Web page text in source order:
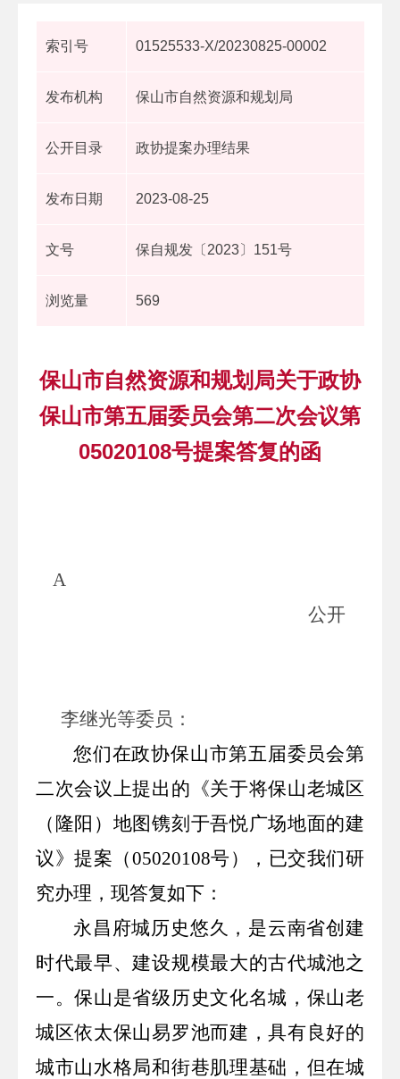
索引号 01525533-X/20230825-00002
发布机构 保山市自然资源和规划局
公开目录 政协提案办理结果
发布日期 2023-08-25
文号 保自规发〔2023〕151号
浏览量 569
保山市自然资源和规划局关于政协
保山市第五届委员会第二次会议第
05020108号提案答复的函
A
公开
李继光等委员 ：
您们在政协保山市第五届委员会第
二次会议上提出的《关于将保山老城区
（隆阳）地图镌刻于吾悦广场地面的建
议》提案 （05020108号）
，已交我们研
究办理，现答复如下：
永昌府城历史悠久，是云南省创建
时代最早、建设规模最大的古代城池之
一。保山是省级历史文化名城， 保山老
城区依太保山易罗池而建，具有良好的
城市山水格局和街巷肌理基础，但在城